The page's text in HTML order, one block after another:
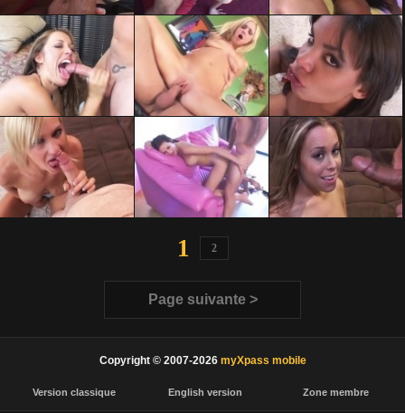
1 2
Page suivante >
Copyright © 2007-2026 myXpass mobile
Version classique English version Zone membre